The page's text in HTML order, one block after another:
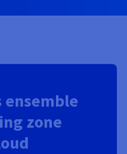
ensemble
zone